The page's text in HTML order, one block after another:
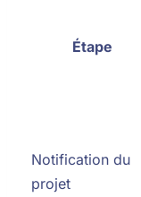
Étape
Notification du
projet